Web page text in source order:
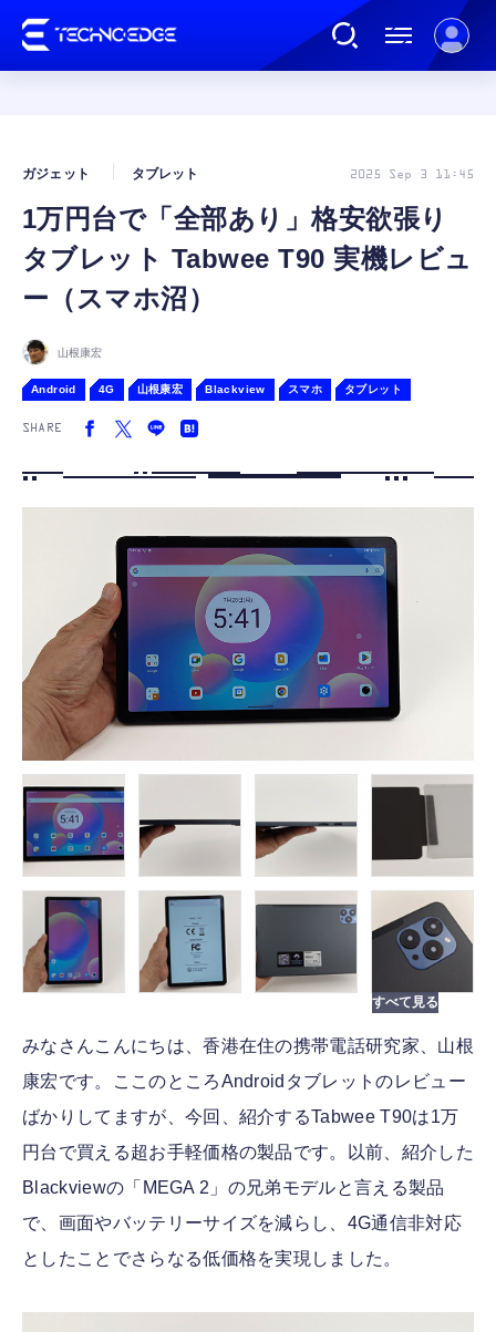
AI
ガジェット
カルチャー
FOLLOW US
1万円台で「全部あり」格安欲張り
タブレット Tabwee T90 実機レビュ
ー（スマホ沼）
ガジェット タブレット 2025 Sep 3 11:45
山根康宏
Android 4G 山根康宏 Blackview スマホ タブレット
SHARE
みなさんこんにちは、香港在住の携帯電話研究家、山根
康宏です。ここのところAndroidタブレットのレビュー
ばかりしてますが、今回、紹介するTabwee T90は1万
円台で買える超お手軽価格の製品です。以前、紹介した
Blackviewの「MEGA 2」の兄弟モデルと言える製品
で、画面やバッテリーサイズを減らし、4G通信非対応
としたことでさらなる低価格を実現しました。